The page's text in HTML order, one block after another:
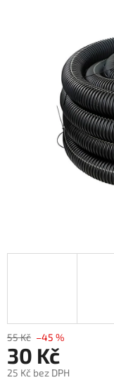
55 Kč –45 %
30 Kč
25 Kč bez DPH